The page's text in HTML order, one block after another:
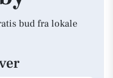
bud fra lokale